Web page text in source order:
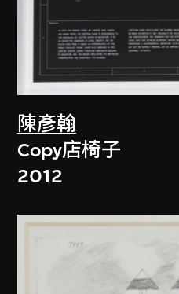
陳彥翰
Copy店椅子
2012